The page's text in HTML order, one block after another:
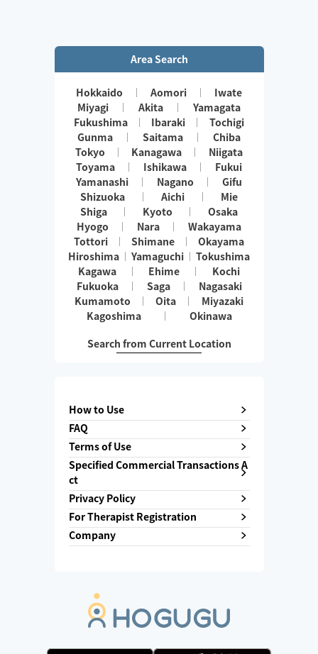
Area Search
Hokkaido Aomori
Iwate
Miyagi
Akita
Yamagata
Fukushima
Ibaraki
Tochigi
Gunma
Saitama
Chiba
Tokyo
Kanagawa
Niigata
Toyama
Ishikawa
Fukui
Yamanashi
Nagano
Gifu
Shizuoka
Aichi
Mie
Shiga
Kyoto
Osaka
Hyogo
Nara
Wakayama
Tottori
Shimane
Okayama
Hiroshima
Yamaguchi
Tokushima
Kagawa
Ehime
Kochi
Fukuoka
Saga
Nagasaki
Kumamoto
Oita
Miyazaki
Kagoshima
Okinawa
Search from Current Location
How to Use
FAQ
Terms of Use
Specified Commercial Transactions A
ct
Privacy Policy
For Therapist Registration
Company